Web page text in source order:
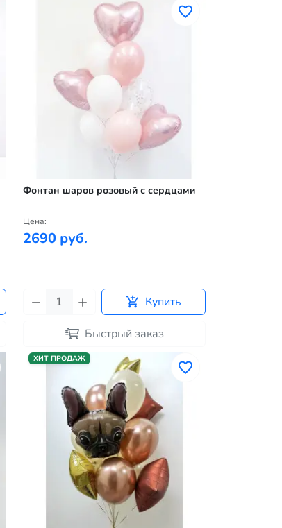
Фонтан шаров розовый с сердцами
Цена:
2690 руб.
Купить
Быстрый заказ
ХИТ ПРОДАЖ